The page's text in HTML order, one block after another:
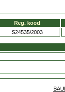
Reg. kood
S24535/2003